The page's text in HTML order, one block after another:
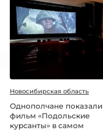
Новосибирская область
Однополчане показали
фильм «Подольские
курсанты» в самом